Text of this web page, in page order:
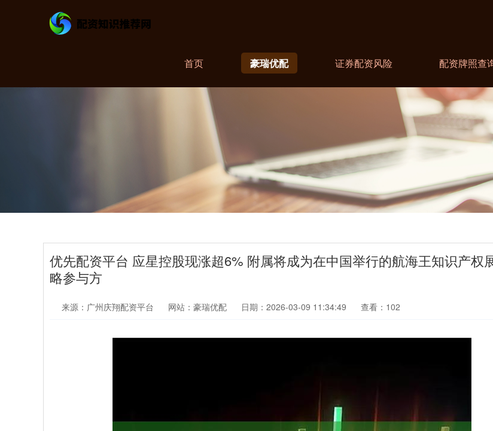
首页 豪瑞优配 证券配资风险 配资牌照查
优先配资平台 应星控股现涨超6% 附属将成为在中国举行的航海王知识产权
略参与方
来源：广州庆翔配资平台 网站：豪瑞优配 日期：2026-03-09 11:34:49 查看：102